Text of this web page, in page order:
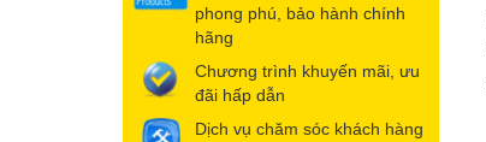
phong phú, bảo hành chính
hãng
Chương trình khuyến mãi, ưu
đãi hấp dẫn
Dịch vụ chăm sóc khách hàng